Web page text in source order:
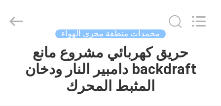
المنزل
TRADE
CO.,LTD.
مخمدات منطقة مجرى الهواء
حريق كهربائي مشروع مانع
backdraft دامبير النار ودخان
المثبط المحرك